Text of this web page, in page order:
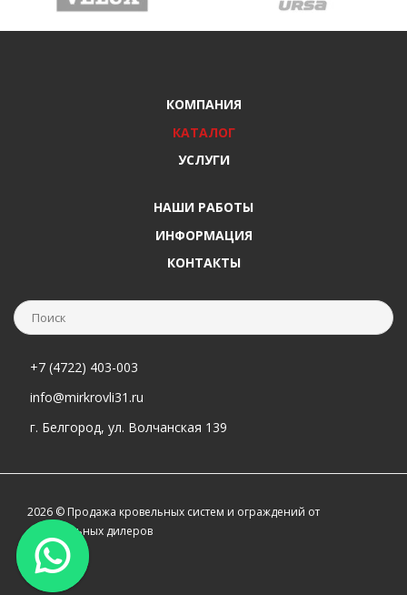
КОМПАНИЯ
КАТАЛОГ
УСЛУГИ
НАШИ РАБОТЫ
ИНФОРМАЦИЯ
КОНТАКТЫ
+7 (4722) 403-003
info@mirkrovli31.ru
г. Белгород, ул. Волчанская 139
2026 © Продажа кровельных систем и ограждений от
официальных дилеров